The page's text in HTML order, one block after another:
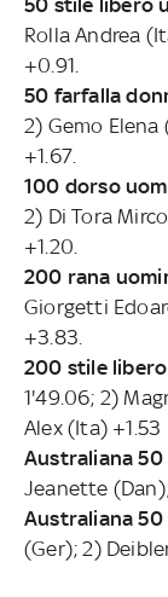
Rolla Andrea
+0.91.
50 farfalla
2) Gemo
+1.67.
100 dorso
2) Di Tora
+1.20.
200 rana
Giorgetti
+3.83.
200 stile
1'49.06; 2)
Alex (Ita) +1.53
Australiana
Jeanette
Australiana
(Ger); 2)